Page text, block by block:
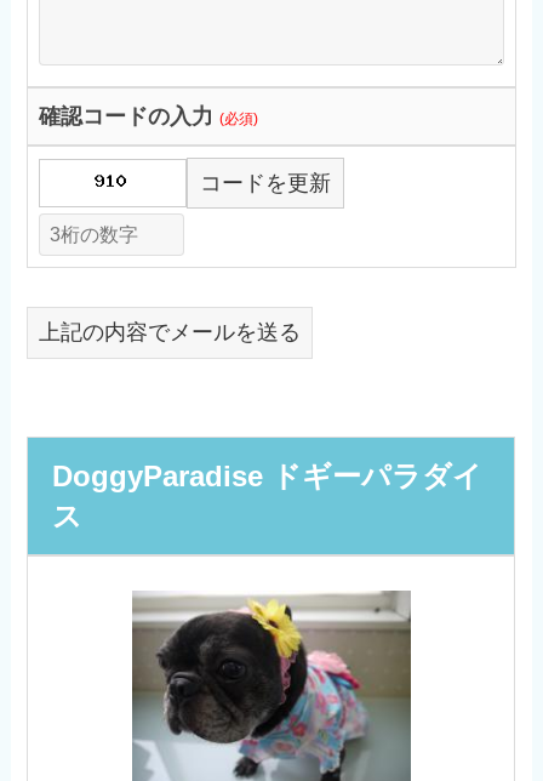
確認コードの入力(必須)
コードを更新
上記の内容でメールを送る
DoggyParadise ドギーパラダイ
ス